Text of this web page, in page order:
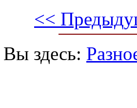
<<
Вы здесь: